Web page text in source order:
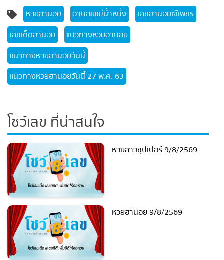
หวยฮานอย ฮานอยแม่น้ำหนึ่ง
เลขฮานอยเจ๊เพขร
เลขเด็ดฮานอย
แนวทางหวยฮานอย
แนวทางหวยฮานอยวันนี้
แนวทางหวยฮานอยวันนี้ 27 พ.ค. 63
โชว์เลข ที่น่าสนใจ
หวยลาวซุปเปอร์ 9/8/2569
หวยฮานอย 9/8/2569